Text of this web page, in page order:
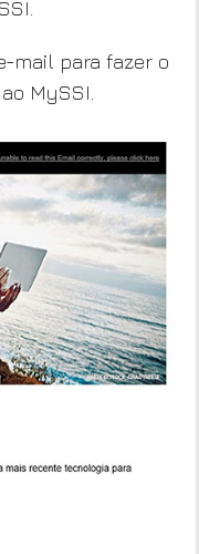
mail para fazer o
MySSI.